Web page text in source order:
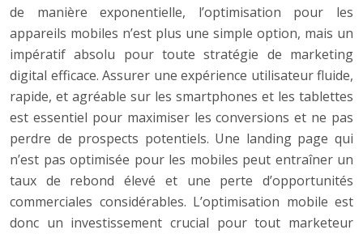
de manière exponentielle, l’optimisation pour les
appareils mobiles n’est plus une simple option, mais un
impératif absolu pour toute stratégie de marketing
digital efficace. Assurer une expérience utilisateur fluide,
rapide, et agréable sur les smartphones et les tablettes
est essentiel pour maximiser les conversions et ne pas
perdre de prospects potentiels. Une landing page qui
n’est pas optimisée pour les mobiles peut entraîner un
taux de rebond élevé et une perte d’opportunités
commerciales considérables. L’optimisation mobile est
donc un investissement crucial pour tout marketeur